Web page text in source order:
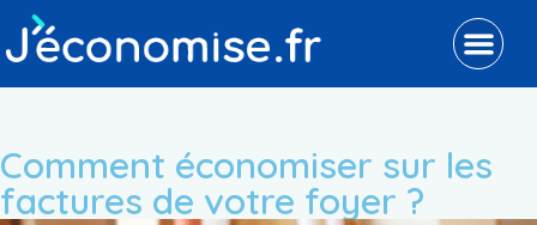
Comment économiser sur les
factures de votre foyer ?